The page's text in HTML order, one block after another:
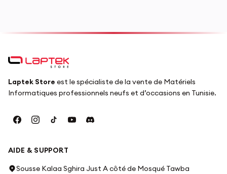
Laptek Store est le spécialiste de la vente de Matériels
Informatiques professionnels neufs et d’occasions en Tunisie.
AIDE & SUPPORT
Sousse Kalaa Sghira Just A côté de Mosqué Tawba